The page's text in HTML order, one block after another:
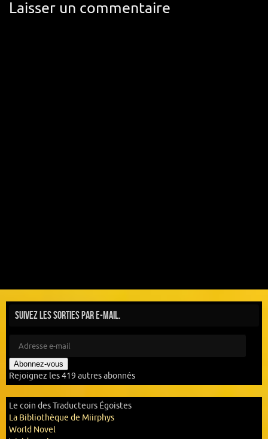
Laisser un commentaire
Suivez les sorties par e-mail.
Abonnez-vous
Rejoignez les 419 autres abonnés
Le coin des Traducteurs Égoistes
La Bibliothèque de Miirphys
World Novel